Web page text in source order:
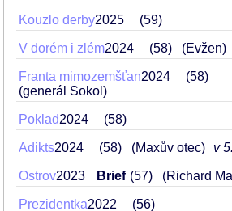
Kouzlo derby2025 59
V dorém i zlém2024 58 (Evžen)
Franta mimozemšťan2024
58
(generál Sokol)
Poklad2024 58
Adikts2024 58 (Maxův otec) v
Ostrov2023 Brief 57 (Richard
Prezidentka2022 56